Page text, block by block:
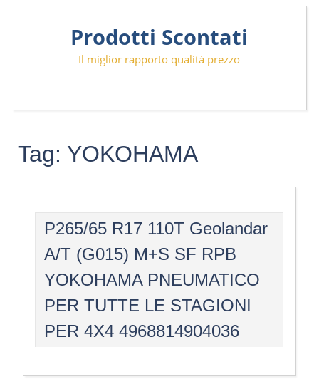
Prodotti Scontati
Il miglior rapporto qualità prezzo
Tag: YOKOHAMA
P265/65 R17 110T Geolandar
A/T (G015) M+S SF RPB
YOKOHAMA PNEUMATICO
PER TUTTE LE STAGIONI
PER 4X4 4968814904036